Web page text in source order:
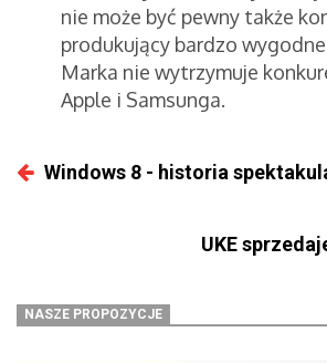
nie może być pewny także
produkujący bardzo
Marka nie wytrzymuje
Apple i Samsunga.
Windows 8 - historia
UKE
NASZE PROPOZYCJE